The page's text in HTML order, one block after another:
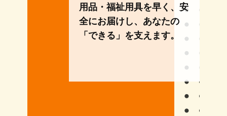
用品・福祉用具を早く、安
全にお届けし、あなたの
「できる」を支えます。